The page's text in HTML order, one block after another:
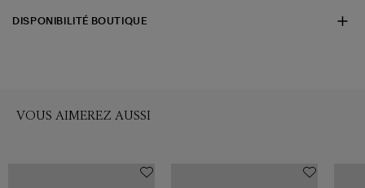
DISPONIBILITÉ BOUTIQUE
VOUS AIMEREZ AUSSI